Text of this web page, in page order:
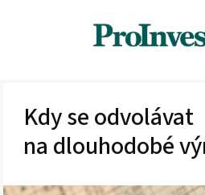
Kdy se odvolávat
na dlouhodobé